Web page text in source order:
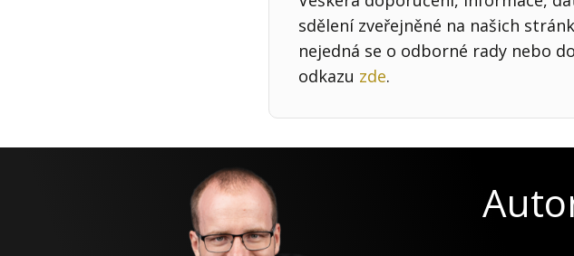
sdělení zveřejněné na našich
nejedná se o odborné rady nebo
odkazu zde.